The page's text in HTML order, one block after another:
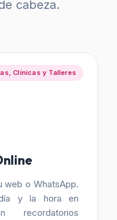
cabeza.
Clínicas y Talleres
web o WhatsApp.
y la hora en
recordatorios